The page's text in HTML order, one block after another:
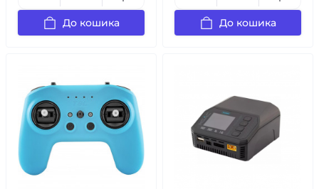
До кошика До кошика